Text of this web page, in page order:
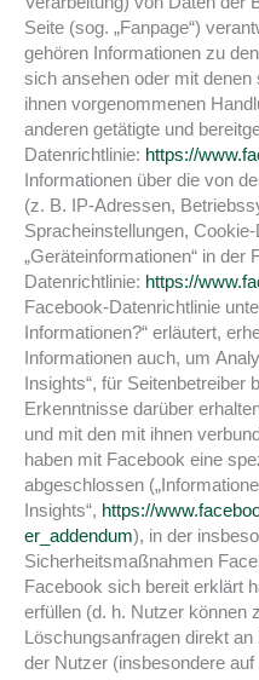
Seite (sog. „Fanpage“)
gehören Informationen zu
sich ansehen oder mit
ihnen vorgenommenen
anderen getätigte und
Datenrichtlinie: https://
Informationen über die von
(z. B. IP-Adressen,
Spracheinstellungen,
„Geräteinformationen“ in der
Datenrichtlinie: https://
Facebook-Datenrichtlinie
Informationen?“ erläutert,
Informationen auch, um
Insights“, für Seitenbetreiber
Erkenntnisse darüber
und mit den mit ihnen
haben mit Facebook eine
abgeschlossen
Insights“, https://
er_addendum), in der
Sicherheitsmaßnahmen
Facebook sich bereit erklärt
erfüllen (d. h. Nutzer können
Löschungsanfragen direkt
der Nutzer (insbesondere